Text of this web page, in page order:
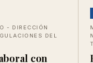
- DIRECCIÓN
DEL
con